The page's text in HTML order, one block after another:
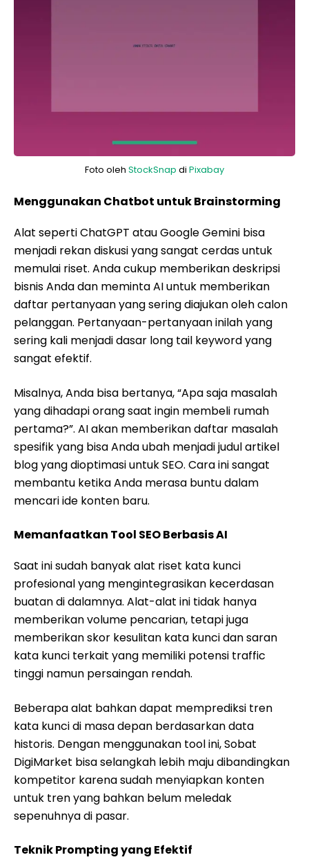
Foto oleh StockSnap di Pixabay
Menggunakan Chatbot untuk Brainstorming
Alat seperti ChatGPT atau Google Gemini bisa
menjadi rekan diskusi yang sangat cerdas untuk
memulai riset. Anda cukup memberikan deskripsi
bisnis Anda dan meminta AI untuk memberikan
daftar pertanyaan yang sering diajukan oleh calon
pelanggan. Pertanyaan-pertanyaan inilah yang
sering kali menjadi dasar long tail keyword yang
sangat efektif.
Misalnya, Anda bisa bertanya, “Apa saja masalah
yang dihadapi orang saat ingin membeli rumah
pertama?”. AI akan memberikan daftar masalah
spesifik yang bisa Anda ubah menjadi judul artikel
blog yang dioptimasi untuk SEO. Cara ini sangat
membantu ketika Anda merasa buntu dalam
mencari ide konten baru.
Memanfaatkan Tool SEO Berbasis AI
Saat ini sudah banyak alat riset kata kunci
profesional yang mengintegrasikan kecerdasan
buatan di dalamnya. Alat-alat ini tidak hanya
memberikan volume pencarian, tetapi juga
memberikan skor kesulitan kata kunci dan saran
kata kunci terkait yang memiliki potensi traffic
tinggi namun persaingan rendah.
Beberapa alat bahkan dapat memprediksi tren
kata kunci di masa depan berdasarkan data
historis. Dengan menggunakan tool ini, Sobat
DigiMarket bisa selangkah lebih maju dibandingkan
kompetitor karena sudah menyiapkan konten
untuk tren yang bahkan belum meledak
sepenuhnya di pasar.
Teknik Prompting yang Efektif